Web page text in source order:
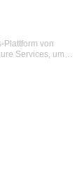
Plattform von